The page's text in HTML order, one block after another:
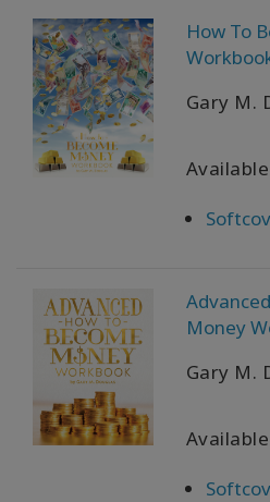
WISHLIST
KAPCSOLAT
How To
Gary M.
Money
Gary M.